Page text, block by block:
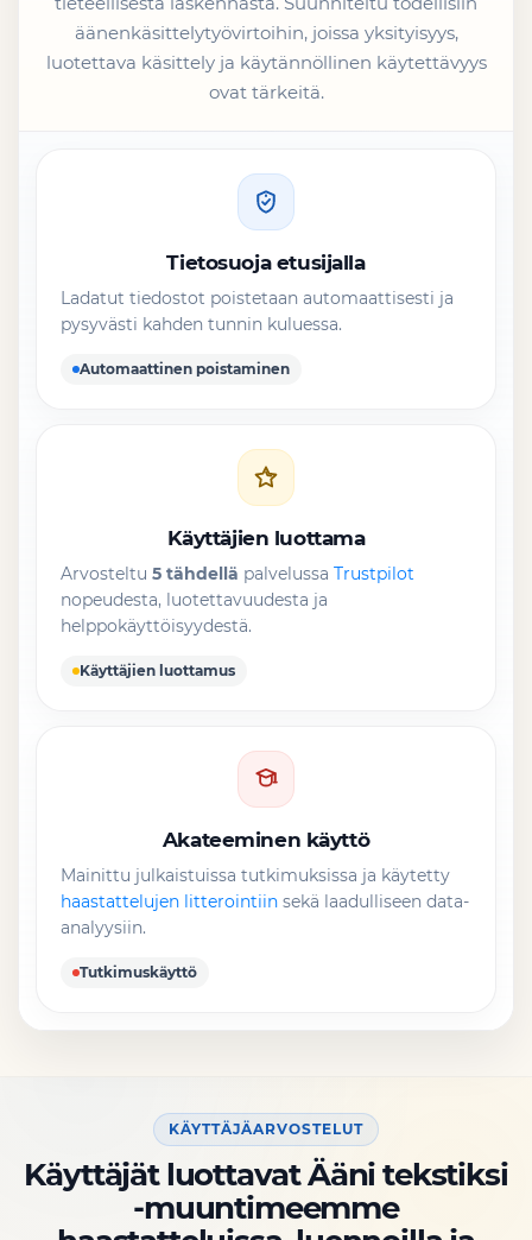
äänenkäsittelytyövirtoihin, joissa yksityisyys,
luotettava käsittely ja käytännöllinen käytettävyys
ovat tärkeitä.
Tietosuoja etusijalla
Ladatut tiedostot poistetaan automaattisesti ja
pysyvästi kahden tunnin kuluessa.
Automaattinen poistaminen
Käyttäjien luottama
Arvosteltu 5 tähdellä palvelussa Trustpilot
nopeudesta, luotettavuudesta ja
helppokäyttöisyydestä.
Käyttäjien luottamus
Akateeminen käyttö
Mainittu julkaistuissa tutkimuksissa ja käytetty
haastattelujen litterointiin sekä laadulliseen data-
analyysiin.
Tutkimuskäyttö
KÄYTTÄJÄARVOSTELUT
Käyttäjät luottavat Ääni tekstiksi
-muuntimeemme